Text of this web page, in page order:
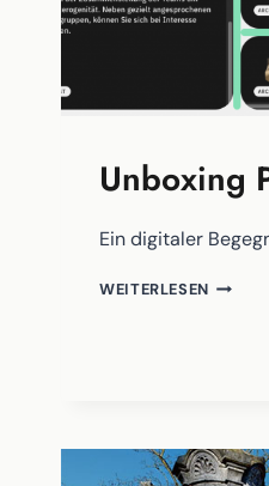
Unboxing
Ein digitaler
WEITERLESEN